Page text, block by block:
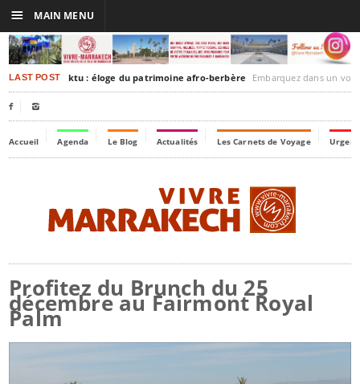
LAST POSTTimbuktu : éloge du patrimoine afro-berbère Embarquez dans un voyage culturel dans le
 
Accueil Agenda Le Blog Actualités Les Carnets de Voyage
Profitez du Brunch du 25
décembre au Fairmont Royal
Palm
☰ MAIN MENU